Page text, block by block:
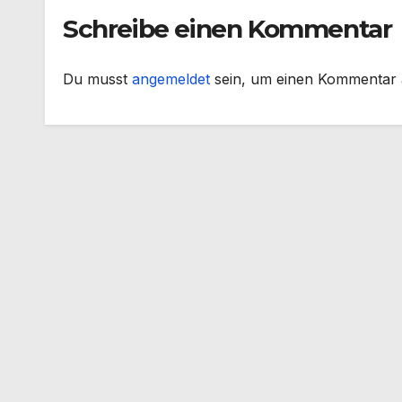
Schreibe einen Kommentar
Du musst angemeldet sein, um einen Kommentar